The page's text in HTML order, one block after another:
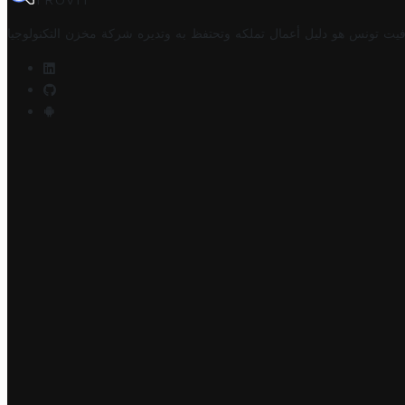
تونس هو دليل أعمال تملكه وتحتفظ به وتديره شركة مخزن التكنولوجيا